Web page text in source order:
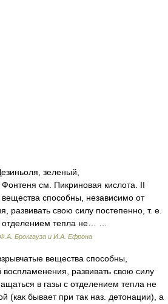
зеленый,
см. Пикриновая кислота. II
способны, независимо от
развивать свою силу постепенно, т. е.
отделением тепла не… …
Брокгауза и И.А. Ефрона
вещества способны,
воспламенения, развивать свою силу
в газы с отделением тепла не
(как бывает при так наз. детонации), а